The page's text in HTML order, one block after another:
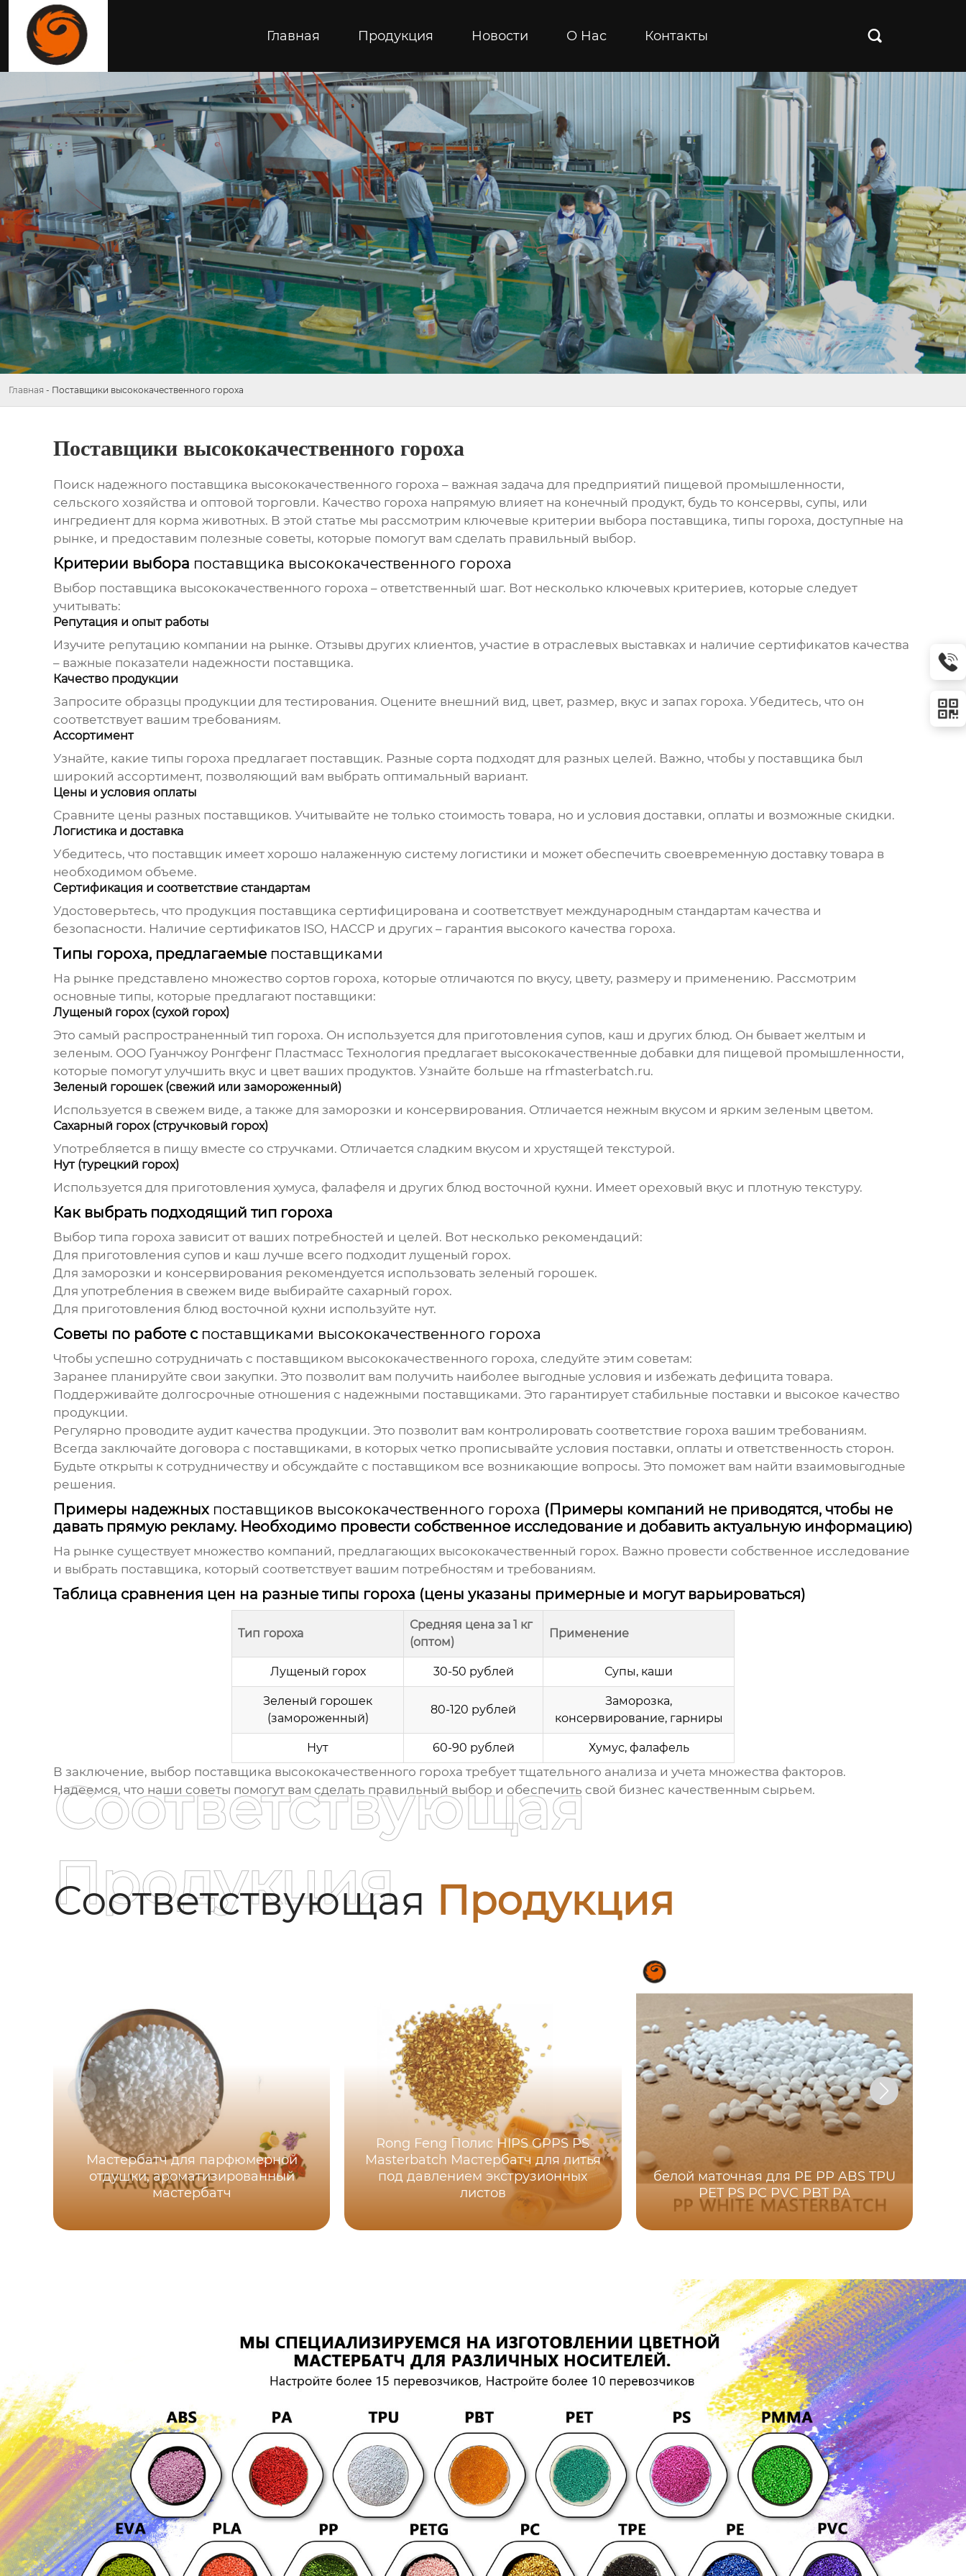
Главная Продукция Новости О Hас Контакты 
Главная - Поставщики высококачественного гороха
Поставщики высококачественного гороха
Поиск надежного поставщика высококачественного гороха – важная задача для предприятий пищевой промышленности,
сельского хозяйства и оптовой торговли. Качество гороха напрямую влияет на конечный продукт, будь то консервы, супы, или
ингредиент для корма животных. В этой статье мы рассмотрим ключевые критерии выбора поставщика, типы гороха, доступные на
рынке, и предоставим полезные советы, которые помогут вам сделать правильный выбор.
Критерии выбора поставщика высококачественного гороха
Выбор поставщика высококачественного гороха – ответственный шаг. Вот несколько ключевых критериев, которые следует
учитывать:
Репутация и опыт работы
Изучите репутацию компании на рынке. Отзывы других клиентов, участие в отраслевых выставках и наличие сертификатов качества
– важные показатели надежности поставщика.
Качество продукции
Запросите образцы продукции для тестирования. Оцените внешний вид, цвет, размер, вкус и запах гороха. Убедитесь, что он
соответствует вашим требованиям.
Ассортимент
Узнайте, какие типы гороха предлагает поставщик. Разные сорта подходят для разных целей. Важно, чтобы у поставщика был
широкий ассортимент, позволяющий вам выбрать оптимальный вариант.
Цены и условия оплаты
Сравните цены разных поставщиков. Учитывайте не только стоимость товара, но и условия доставки, оплаты и возможные скидки.
Логистика и доставка
Убедитесь, что поставщикимеет хорошо налаженную систему логистики и может обеспечить своевременную доставку товара в
необходимом объеме.
Сертификация и соответствие стандартам
Удостоверьтесь, что продукция поставщика сертифицирована и соответствует международным стандартам качества и
безопасности. Наличие сертификатов ISO, HACCP и других – гарантия высокого качества гороха.
Типы гороха, предлагаемые поставщиками
На рынке представлено множество сортов гороха, которые отличаются по вкусу, цвету, размеру и применению. Рассмотрим
основные типы, которые предлагают поставщики:
Лущеный горох (сухой горох)
Это самый распространенный тип гороха. Он используется для приготовления супов, каш и других блюд. Он бывает желтым и
зеленым. ООО Гуанчжоу Ронгфенг Пластмасс Технология предлагает высококачественные добавки для пищевой промышленности,
которые помогут улучшить вкус и цвет ваших продуктов. Узнайте больше на rfmasterbatch.ru.
Зеленый горошек (свежий или замороженный)
Используется в свежем виде, а также для заморозки и консервирования. Отличается нежным вкусом и ярким зеленым цветом.
Сахарный горох (стручковый горох)
Употребляется в пищу вместе со стручками. Отличается сладким вкусом и хрустящей текстурой.
Нут (турецкий горох)
Используется для приготовления хумуса, фалафеля и других блюд восточной кухни. Имеет ореховый вкус и плотную текстуру.
Как выбрать подходящий тип гороха
Выбор типа гороха зависит от ваших потребностей и целей. Вот несколько рекомендаций:
Для приготовления супов и каш лучше всего подходит лущеный горох.
Для заморозки и консервирования рекомендуется использовать зеленый горошек.
Для употребления в свежем виде выбирайте сахарный горох.
Для приготовления блюд восточной кухни используйте нут.
Советы по работе с поставщиками высококачественного гороха
Чтобы успешно сотрудничать с поставщиком высококачественного гороха, следуйте этим советам:
Заранее планируйте свои закупки. Это позволит вам получить наиболее выгодные условия и избежать дефицита товара.
Поддерживайте долгосрочные отношения с надежными поставщиками. Это гарантирует стабильные поставки и высокое качество
продукции.
Регулярно проводите аудит качества продукции. Это позволит вам контролировать соответствие гороха вашим требованиям.
Всегда заключайте договора с поставщиками, в которых четко прописывайте условия поставки, оплаты и ответственность сторон.
Будьте открыты к сотрудничеству и обсуждайте с поставщиком все возникающие вопросы. Это поможет вам найти взаимовыгодные
решения.
Примеры надежных поставщиков высококачественного гороха (Примеры компаний не приводятся, чтобы не
давать прямую рекламу. Необходимо провести собственное исследование и добавить актуальную информацию)
На рынке существует множество компаний, предлагающих высококачественный горох. Важно провести собственное исследование
и выбрать поставщика, который соответствует вашим потребностям и требованиям.
Таблица сравнения цен на разные типы гороха (цены указаны примерные и могут варьироваться)
Тип гороха
Средняя цена за 1 кг
(оптом)
Применение
Лущеный горох 30-50 рублей Супы, каши
Зеленый горошек
(замороженный)
80-120 рублей
Заморозка,
консервирование, гарниры
Нут 60-90 рублей Хумус, фалафель
В заключение, выбор поставщика высококачественного гороха требует тщательного анализа и учета множества факторов.
Надеемся, что наши советы помогут вам сделать правильный выбор и обеспечить свой бизнес качественным сырьем.
Соответствующая Продукция
Соответствующая
Продукция
Мастербатч для парфюмерной
отдушки, ароматизированный
мастербатч
Rong Feng Полис HIPS GPPS PS
Masterbatch Мастербатч для литья
под давлением экструзионных
листов
белой маточная для PE PP ABS TPU
PET PS PC PVC PBT PA